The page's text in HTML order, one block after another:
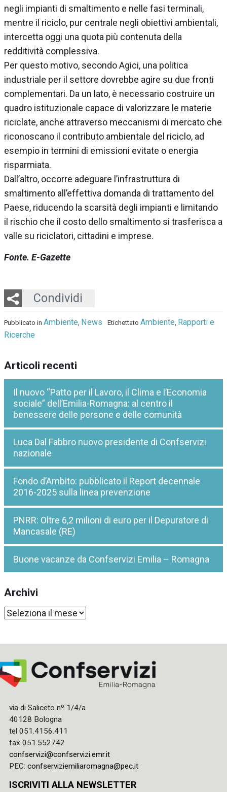
negli impianti di smaltimento e nelle fasi terminali,
mentre il riciclo, pur centrale negli obiettivi ambientali,
intercetta oggi una quota più contenuta della
redditività complessiva.
Per questo motivo, secondo Agici, una politica
industriale per il settore dovrebbe agire su due fronti
complementari. Da un lato, è necessario costruire un
quadro istituzionale capace di valorizzare le materie
riciclate, anche attraverso meccanismi di mercato che
riconoscano il contributo ambientale del riciclo, ad
esempio in termini di emissioni evitate o energia
risparmiata.
Dall’altro, occorre adeguare l’infrastruttura di
smaltimento all’effettiva domanda di trattamento del
Paese, riducendo la scarsità degli impianti e limitando
il rischio che il costo dello smaltimento si trasferisca a
valle su riciclatori, cittadini e imprese.
Fonte. E-Gazette
Condividi
Twitter
LinkedIn
Email
Whatsapp
Pubblicato in Ambiente, News Etichettato Ambiente, Rapporti e
Ricerche
Articoli recenti
Il nuovo “Patto per il Lavoro, il Clima e l’Economia
sociale” dell’Emilia-Romagna: al centro il
benessere delle persone e delle comunità
Luca Dal Fabbro nuovo presidente di Confservizi
nazionale
Fondo d’Ambito: pubblicato il Report decennale
2016-2025 sulla linea prevenzione
PNRR: Oltre 6,2 milioni di euro per il Depuratore di
Mancasale (RE)
Buone vacanze da Confservizi Emilia – Romagna
Archivi
Archivi
via di Saliceto nº 1/4/a
40128 Bologna
tel 051.4156.411
fax 051.552742
confservizi@confservizi.emr.it
PEC: confserviziemiliaromagna@pec.it
ISCRIVITI ALLA NEWSLETTER